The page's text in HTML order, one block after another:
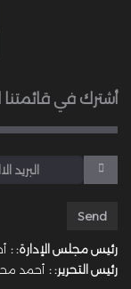
أشترك في قائمتنا
رئيس مجلس الإدارة: :
رئيس التحرير: : أحمد